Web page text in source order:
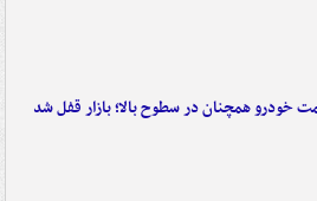
خودرو همچنان در سطوح بالا؛ بازار قفل شد